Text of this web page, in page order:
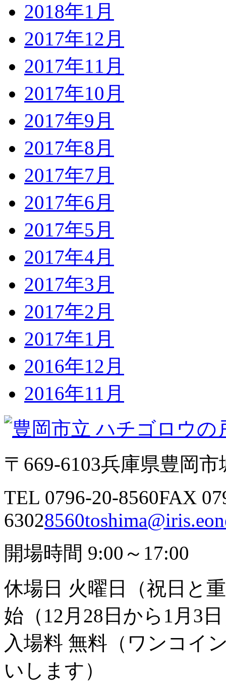
2018年1月
2017年12月
2017年11月
2017年10月
2017年9月
2017年8月
2017年7月
2017年6月
2017年5月
2017年4月
2017年3月
2017年2月
2017年1月
2016年12月
2016年11月
〒669-6103兵庫県豊岡市
TEL 0796-20-8560FAX
6302
開場時間 9:00～17:00
休場日 火曜日（祝日と
始（12月28日から1月3
入場料 無料（ワンコイ
いします）